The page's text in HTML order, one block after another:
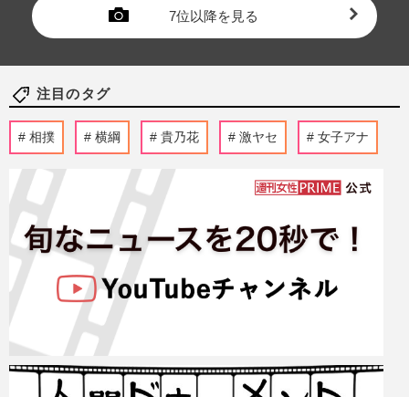
7位以降を見る
注目のタグ
相撲 横綱 貴乃花 激ヤセ 女子アナ